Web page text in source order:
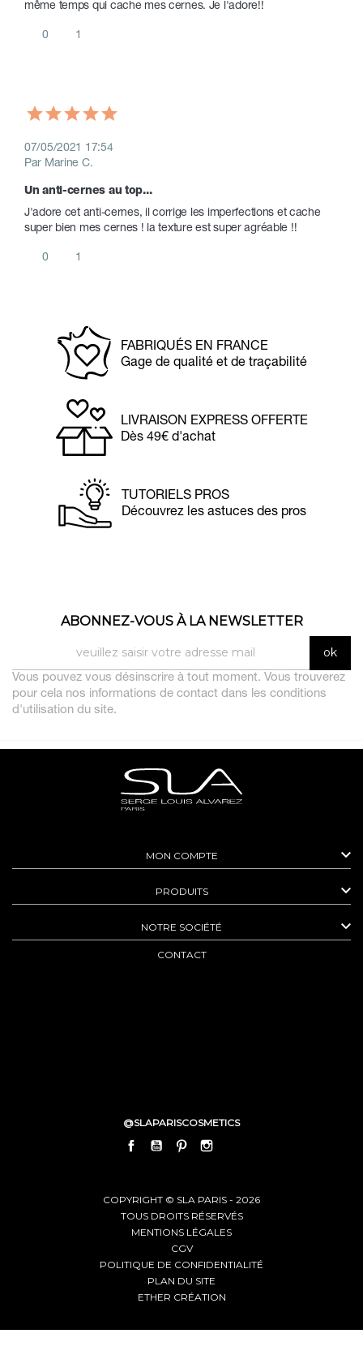
même temps qui cache mes cernes. Je l'adore!!
0 1
07/05/2021 17:54
Par Marine C.
Un anti-cernes au top...
J'adore cet anti-cernes, il corrige les imperfections et cache
super bien mes cernes ! la texture est super agréable !!
0 1
FABRIQUÉS EN FRANCE
Gage de qualité et de traçabilité
LIVRAISON EXPRESS OFFERTE
Dès 49€ d'achat
TUTORIELS PROS
Découvrez les astuces des pros
ABONNEZ-VOUS À LA NEWSLETTER
Vous pouvez vous désinscrire à tout moment. Vous trouverez
pour cela nos informations de contact dans les conditions
d'utilisation du site.
MON COMPTE 
PRODUITS 
NOTRE SOCIÉTÉ 
CONTACT
@SLAPARISCOSMETICS
FACEBOOKYOUTUBEPINTEREST
COPYRIGHT © SLA PARIS - 2026
TOUS DROITS RÉSERVÉS
MENTIONS LÉGALES
CGV
POLITIQUE DE CONFIDENTIALITÉ
PLAN DU SITE
ETHER CRÉATION